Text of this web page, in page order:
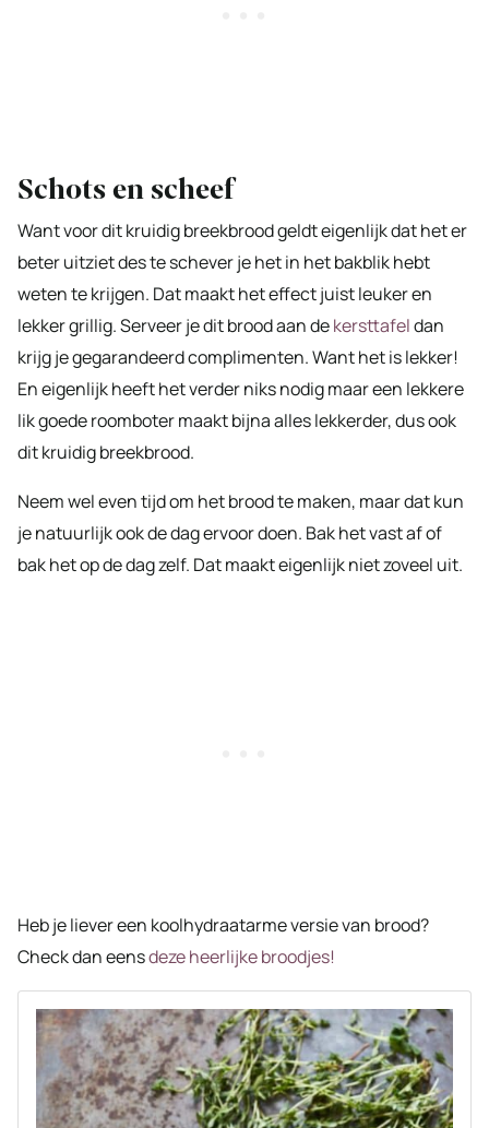
Schots en scheef
Want voor dit kruidig breekbrood geldt eigenlijk dat het er
beter uitziet des te schever je het in het bakblik hebt
weten te krijgen. Dat maakt het effect juist leuker en
lekker grillig. Serveer je dit brood aan dekersttafeldan
krijg je gegarandeerd complimenten. Want het is lekker!
En eigenlijk heeft het verder niks nodig maar een lekkere
lik goede roomboter maakt bijna alles lekkerder, dus ook
dit kruidig breekbrood.
Neem wel even tijd om het brood te maken, maar dat kun
je natuurlijk ook de dag ervoor doen. Bak het vast af of
bak het op de dag zelf. Dat maakt eigenlijk niet zoveel uit.
Heb je liever een koolhydraatarme versie van brood?
Check dan eensdeze heerlijke broodjes!